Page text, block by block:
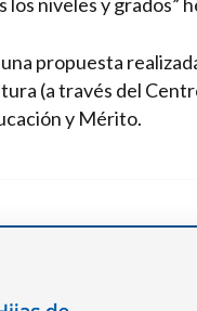
propuesta
(a través del
y Mérito.